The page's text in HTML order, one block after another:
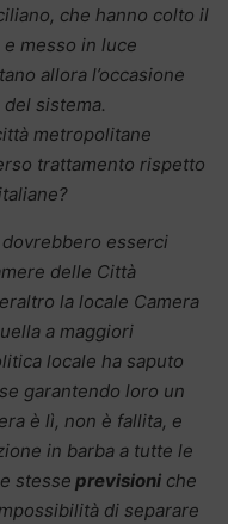
che hanno colto il
messo in luce
allora l’occasione
sistema.
metropolitane
trattamento rispetto
esserci
delle Città
la locale Camera
a maggiori
locale ha saputo
garantendo loro un
è lì, non è fallita, e
in barba a tutte le
stesse previsioni che
di separare